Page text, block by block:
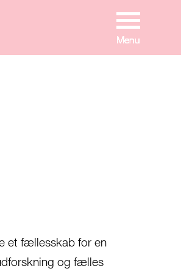
Menu
et fællesskab for en
og fælles
Menu
Menu
Menu
Menu
Menu
Menu